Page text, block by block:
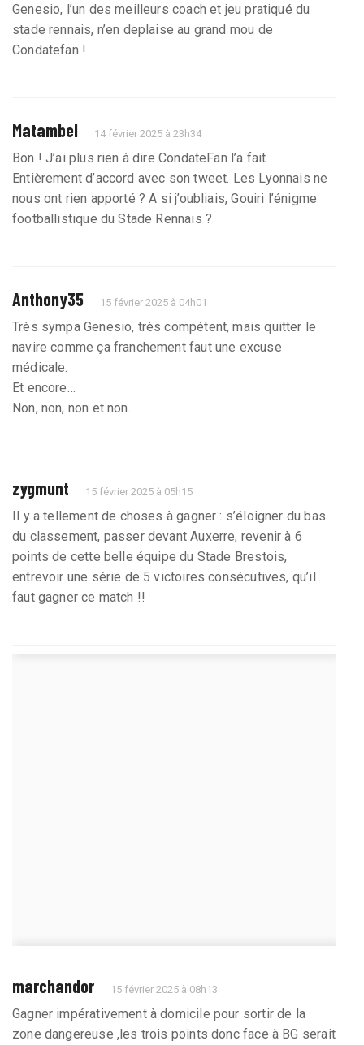
Genesio, l’un des meilleurs coach et jeu pratiqué du
stade rennais, n’en deplaise au grand mou de
Condatefan !
Matambel 14 février 2025 à 23h34
Bon ! J’ai plus rien à dire CondateFan l’a fait.
Entièrement d’accord avec son tweet. Les Lyonnais ne
nous ont rien apporté ? A si j’oubliais, Gouiri l’énigme
footballistique du Stade Rennais ?
Anthony35 15 février 2025 à 04h01
Très sympa Genesio, très compétent, mais quitter le
navire comme ça franchement faut une excuse
médicale.
Et encore…
Non, non, non et non.
zygmunt 15 février 2025 à 05h15
Il y a tellement de choses à gagner : s’éloigner du bas
du classement, passer devant Auxerre, revenir à 6
points de cette belle équipe du Stade Brestois,
entrevoir une série de 5 victoires consécutives, qu’il
faut gagner ce match !!
marchandor 15 février 2025 à 08h13
Gagner impérativement à domicile pour sortir de la
zone dangereuse ,les trois points donc face à BG serait